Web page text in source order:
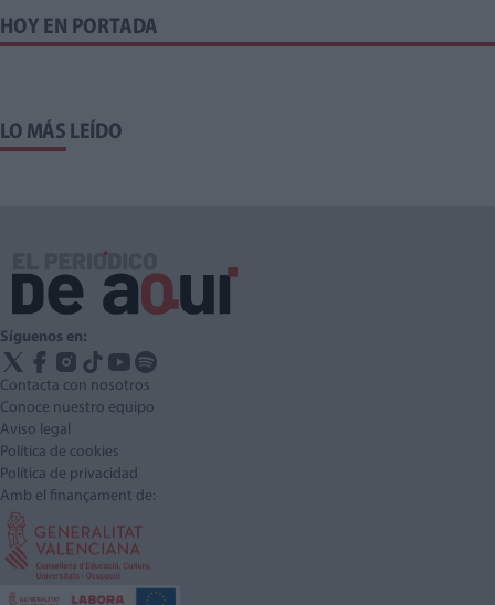
HOY EN PORTADA
LO MÁS LEÍDO
Síguenos en:
Contacta con nosotros
Conoce nuestro equipo
Aviso legal
Política de cookies
Política de privacidad
Amb el finançament de: